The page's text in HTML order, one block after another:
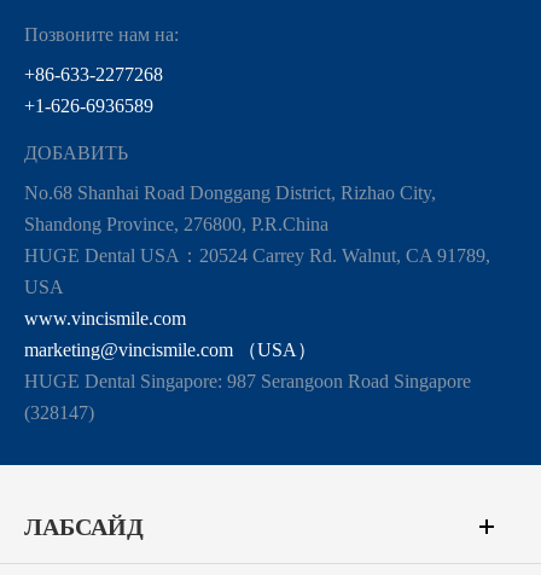
Позвоните нам на:
+86-633-2277268
+1-626-6936589
ДОБАВИТЬ
No.68 Shanhai Road Donggang District, Rizhao City,
Shandong Province, 276800, P.R.China
HUGE Dental USA：20524 Carrey Rd. Walnut, CA 91789,
USA
www.vincismile.com
marketing@vincismile.com （USA）
HUGE Dental Singapore: 987 Serangoon Road Singapore
(328147)
ЛАБСАЙД